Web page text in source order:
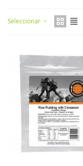
Seleccionar